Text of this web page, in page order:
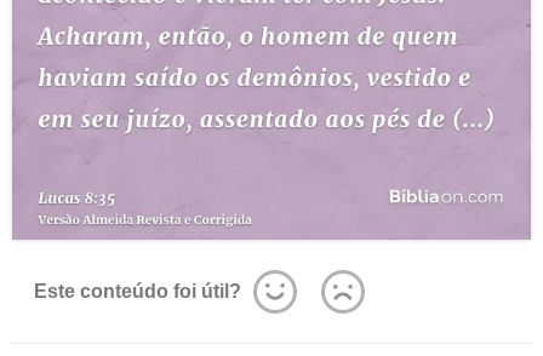
Este conteúdo foi útil?